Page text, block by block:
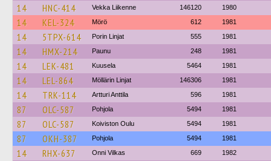
14 HNC-414 Vekka Liikenne 146120 1980
14 KEL-324 Mörö 612 1981
14 5TPX-614 Porin Linjat 555 1981
14 HMX-214 Paunu 248 1981
14 LEK-481 Kuusela 5464 1981
14 LEL-864 Möllärin Linjat 146306 1981
14 TRK-114 Artturi Anttila 596 1981
87 OLC-587 Pohjola 5494 1981
87 OLC-587 Koiviston Oulu 5494 1981
87 OKH-387 Pohjola 5494 1981
14 RHX-637 Onni Vilkas 669 1982